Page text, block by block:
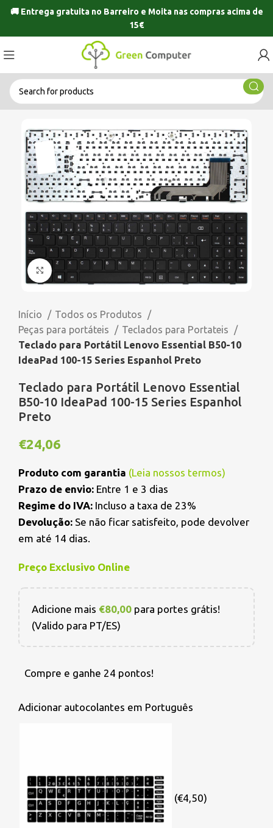
🚚 Entrega gratuita no Barreiro e Moitanas compras acima de
15€
Click to enlarge
Início
Todos os Produtos
Peças para portáteis
Teclados para Portateis
Teclado para Portátil Lenovo Essential B50-10
IdeaPad 100-15 Series Espanhol Preto
Teclado para Portátil Lenovo Essential
B50-10 IdeaPad 100-15 Series Espanhol
Preto
€24,06
Produto com garantia (Leia nossos termos)
Prazo de envio: Entre 1 e 3 dias
Regime do IVA: Incluso a taxa de 23%
Devolução: Se não ficar satisfeito, pode devolver
em até 14 dias.
Preço Exclusivo Online
Adicione mais €80,00 para portes grátis!
(Valido para PT/ES)
Compre e ganhe 24 pontos!
Adicionar autocolantes em Português
(€4,50)